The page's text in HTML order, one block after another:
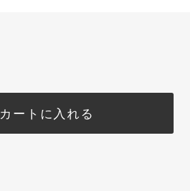
カートに入れる